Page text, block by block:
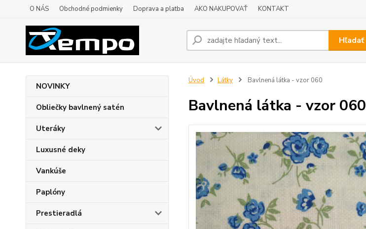
O NÁS Obchodné podmienky Doprava a platba AKO NAKUPOVAŤ KONTAKT
Hľadať
NOVINKY
Obliečky bavlnený satén
Uteráky
Luxusné deky
Vankúše
Paplóny
Prestieradlá
Úvod Látky Bavlnená látka - vzor 060
Bavlnená látka - vzor 060